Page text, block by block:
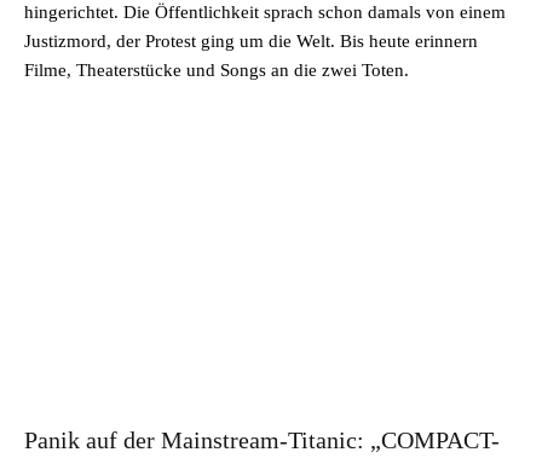
hingerichtet. Die Öffentlichkeit sprach schon damals von einem
Justizmord, der Protest ging um die Welt. Bis heute erinnern
Filme, Theaterstücke und Songs an die zwei Toten.
Panik auf der Mainstream-Titanic: „COMPACT-